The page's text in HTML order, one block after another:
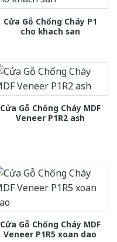
Cửa Gỗ Chống Cháy P1
cho khach san
Cửa Gỗ Chống Cháy MDF
Veneer P1R2 ash
Cửa Gỗ Chống Cháy MDF
Veneer P1R5 xoan dao